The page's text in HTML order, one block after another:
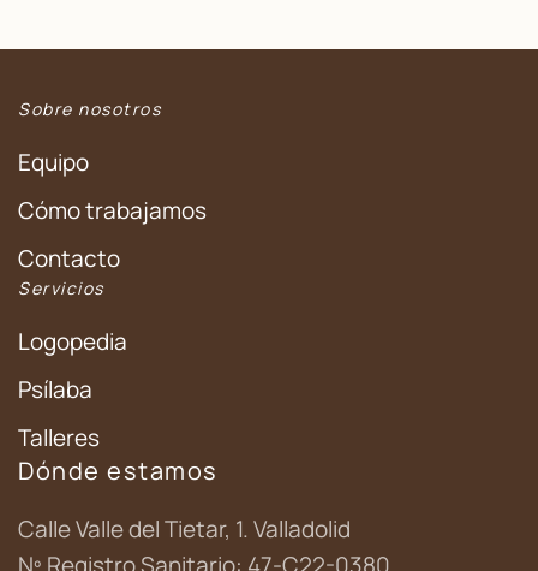
Sobre nosotros
Equipo
Cómo trabajamos
Contacto
Servicios
Logopedia
Psílaba
Talleres
Dónde estamos
Calle Valle del Tietar, 1. Valladolid